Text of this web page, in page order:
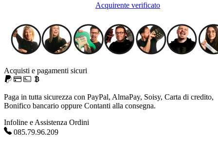
Acquirente verificato
Acquisti e pagamenti sicuri
Paga in tutta sicurezza con PayPal, AlmaPay, Soisy, Carta di credito,
Bonifico bancario oppure Contanti alla consegna.
Infoline e Assistenza Ordini
085.79.96.209